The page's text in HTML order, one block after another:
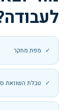
מפת מחקר
טבלת השוואת